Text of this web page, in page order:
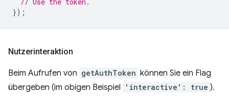
});
Nutzerinteraktion
Beim Aufrufen von getAuthToken können Sie ein Flag
übergeben (im obigen Beispiel
'interactive': true ).